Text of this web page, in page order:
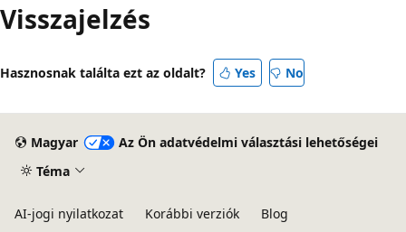
Visszajelzés
Hasznosnak találta ezt az oldalt? Yes No
Magyar
Az Ön adatvédelmi választási lehetőségei
Téma
AI-jogi nyilatkozat Korábbi verziók
Blog